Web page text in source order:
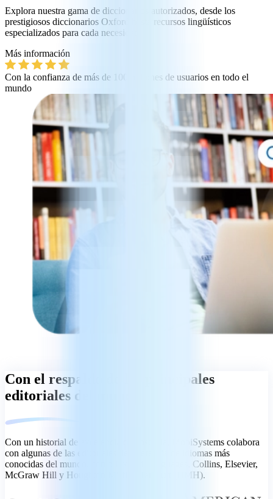
Explora nuestra gama de diccionarios autorizados, desde los
prestigiosos diccionarios Oxford hasta recursos lingüísticos
especializados para cada necesidad.
Más información
Con la confianza de más de 100 millones de usuarios en todo el
mundo
Con el respaldo de las principales
editoriales del mundo
Con un historial de excelencia demostrada, MobiSystems colabora
con algunas de las editoriales de referencia de idiomas más
conocidas del mundo, como Oxford Languages, Collins, Elsevier,
McGraw Hill y Houghton Mifflin Harcourt (HMH).